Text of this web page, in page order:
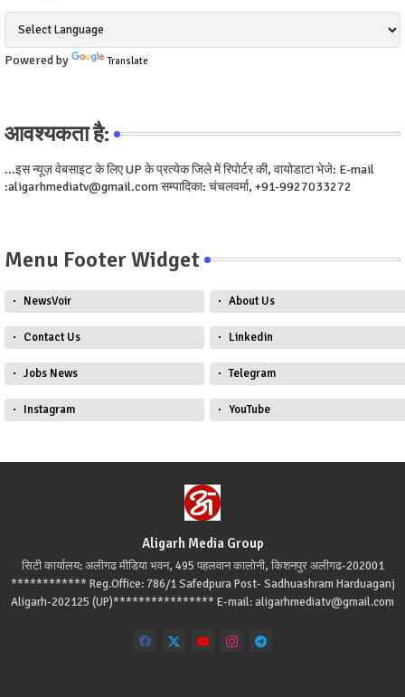
Powered by Translate
आवश्यकता है:
...इस न्यूज़ वेबसाइट के लिए UP के प्रत्येक जिले में रिपोर्टर की, वायोडाटा भेजे: E-mail
:aligarhmediatv@gmail.com सम्पादिका: चंचलवर्मा, +91-9927033272
Menu Footer Widget
NewsVoir About Us
Contact Us Linkedin
Jobs News Telegram
Instagram YouTube
Aligarh Media Group
सिटी कार्यालय: अलीगढ मीडिया भवन, 495 पहलवान कालोनी, किशनपुर अलीगढ-202001
************ Reg.Office: 786/1 Safedpura Post- Sadhuashram Harduaganj
Aligarh-202125 (UP)**************** E-mail: aligarhmediatv@gmail.com